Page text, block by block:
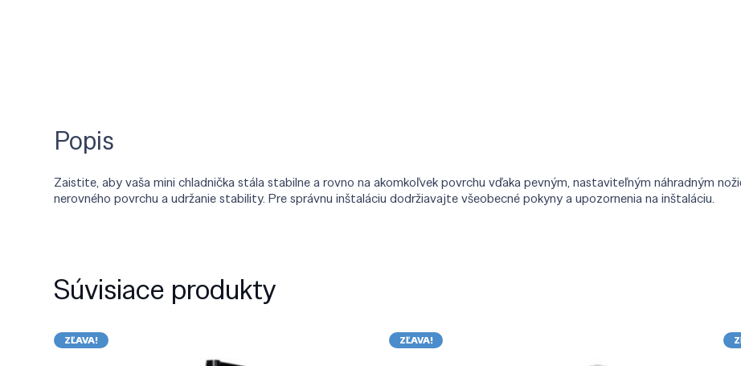
Popis
Zaistite, aby vaša mini chladnička stála stabilne a rovno na akomkoľvek povrchu vďaka pevným, nastaviteľným náhradným
nerovného povrchu a udržanie stability. Pre správnu inštaláciu dodržiavajte všeobecné pokyny a upozornenia na inštaláciu.
Súvisiace produkty
ZĽAVA! ZĽAVA!